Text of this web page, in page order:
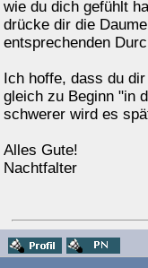
wie du dich gefühlt
drücke dir die
entsprechenden
Ich hoffe, dass du
gleich zu Beginn "in
schwerer wird es
Alles Gute!
Nachtfalter